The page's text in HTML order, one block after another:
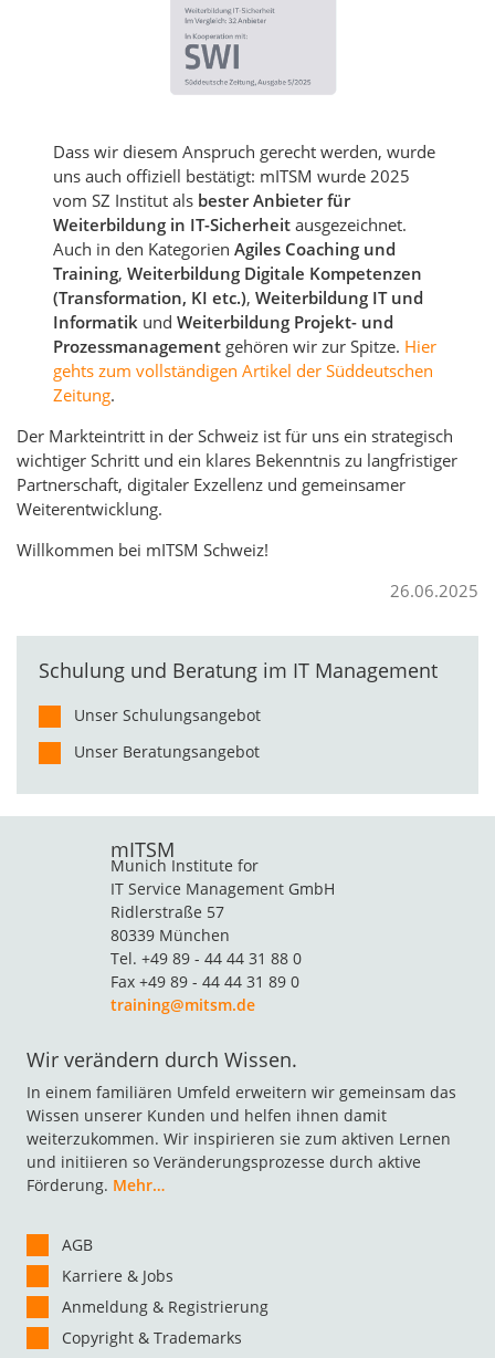
Dass wir diesem Anspruch gerecht werden, wurde
uns auch offiziell bestätigt: mITSM wurde 2025
vom SZ Institut als bester Anbieter für
Weiterbildung in IT-Sicherheitausgezeichnet.
Auch in den KategorienAgiles Coaching und
Training,Weiterbildung Digitale Kompetenzen
(Transformation, KI etc.),Weiterbildung IT und
Informatik undWeiterbildung Projekt- und
Prozessmanagement gehören wir zur Spitze. Hier
gehts zum vollständigen Artikel der Süddeutschen
Zeitung.
Der Markteintritt in der Schweiz ist für uns ein strategisch
wichtiger Schritt und ein klares Bekenntnis zu langfristiger
Partnerschaft, digitaler Exzellenz und gemeinsamer
Weiterentwicklung.
Willkommen bei mITSM Schweiz!
26.06.2025
Schulung und Beratung im IT Management
Unser Schulungsangebot
Unser Beratungsangebot
mITSM
Munich Institute for
IT Service Management GmbH
Ridlerstraße 57
80339 München
Tel. +49 89 - 44 44 31 88 0
Fax +49 89 - 44 44 31 89 0
training@mitsm.de
Wir verändern durch Wissen.
In einem familiären Umfeld erweitern wir gemeinsam das
Wissen unserer Kunden und helfen ihnen damit
weiterzukommen. Wir inspirieren sie zum aktiven Lernen
und initiieren so Veränderungsprozesse durch aktive
Förderung. Mehr…
AGB
Karriere & Jobs
Anmeldung & Registrierung
Copyright & Trademarks